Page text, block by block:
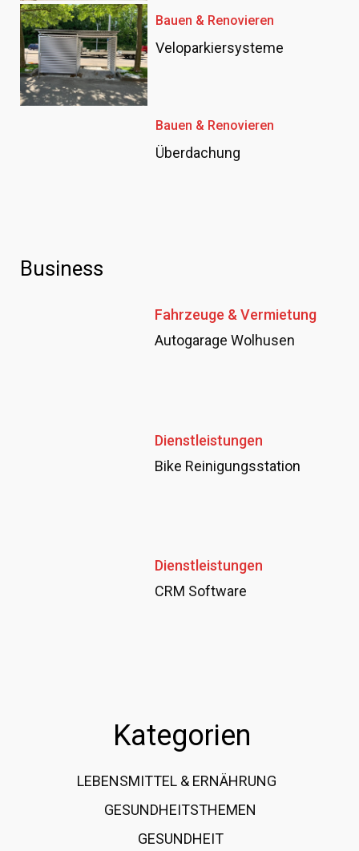
Bauen & Renovieren
Veloparkiersysteme
Bauen & Renovieren
Überdachung
Business
Fahrzeuge & Vermietung
Autogarage Wolhusen
Dienstleistungen
Bike Reinigungsstation
Dienstleistungen
CRM Software
Kategorien
LEBENSMITTEL & ERNÄHRUNG
GESUNDHEITSTHEMEN
GESUNDHEIT